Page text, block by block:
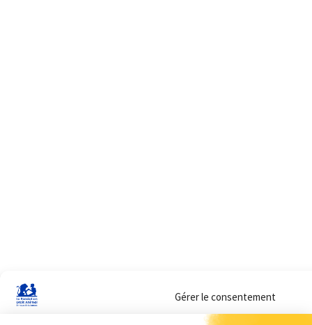
Gérer le consentement